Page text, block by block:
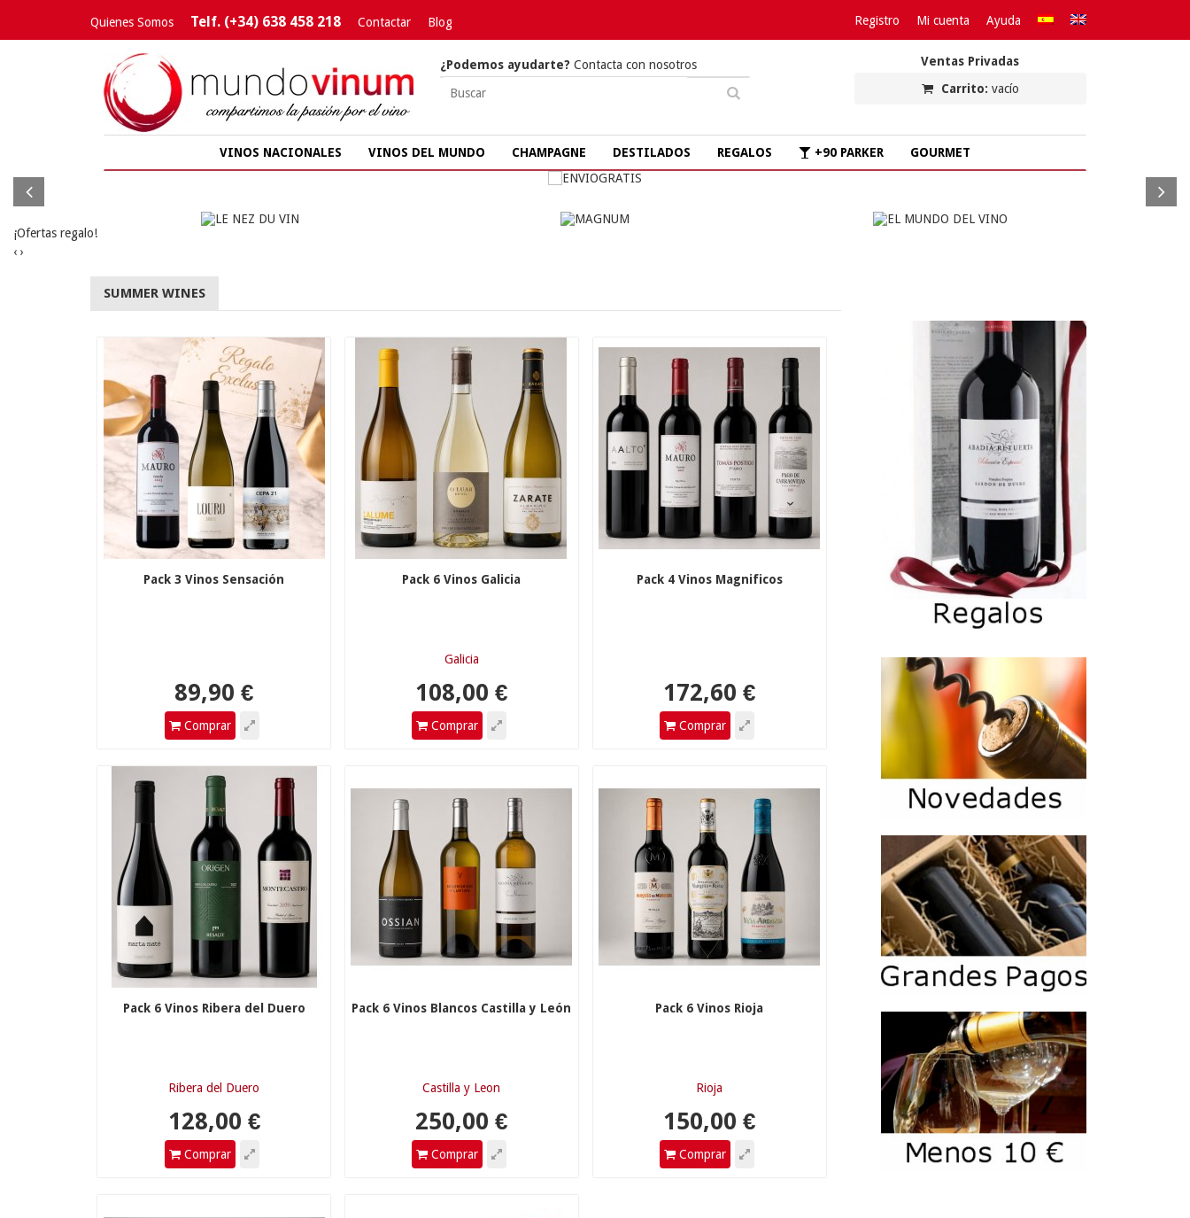
Quienes Somos Telf. (+34) 638 458 218 Contactar Blog Registro Mi cuenta Ayuda
Ventas Privadas
Carrito: vacío
¿Podemos ayudarte? Contacta con nosotros
VINOS NACIONALES VINOS DEL MUNDO CHAMPAGNE DESTILADOS REGALOS +90 PARKER GOURMET
¡Ofertas regalo!
‹ ›
SUMMER WINES
Pack 3 Vinos Sensación
Comprar
Pack 6 Vinos Galicia
Galicia
Comprar
Pack 4 Vinos Magnificos
Comprar
Pack 6 Vinos Ribera del Duero
Ribera del Duero
128,00 €
Comprar
Pack 6 Vinos Blancos Castilla y León
Castilla y Leon
250,00 €
Comprar
Pack 6 Vinos Rioja
Rioja
150,00 €
Comprar